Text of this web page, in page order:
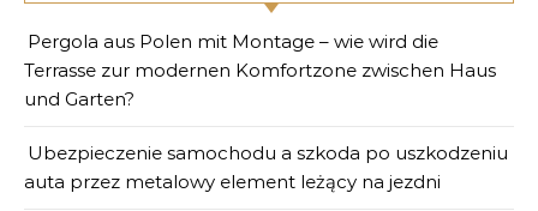
Pergola aus Polen mit Montage – wie wird die
Terrasse zur modernen Komfortzone zwischen Haus
und Garten?
Ubezpieczenie samochodu a szkoda po uszkodzeniu
auta przez metalowy element leżący na jezdni